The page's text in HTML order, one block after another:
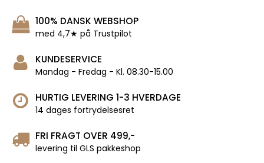
FRI FRAGT OVER 499,-
levering til GLS pakkeshop
HURTIG LEVERING 1-3 HVERDAGE
14 dages fortrydelsesret
KUNDESERVICE
Mandag - Fredag - Kl. 08.30-15.00
100% DANSK WEBSHOP
med 4,7★ på Trustpilot